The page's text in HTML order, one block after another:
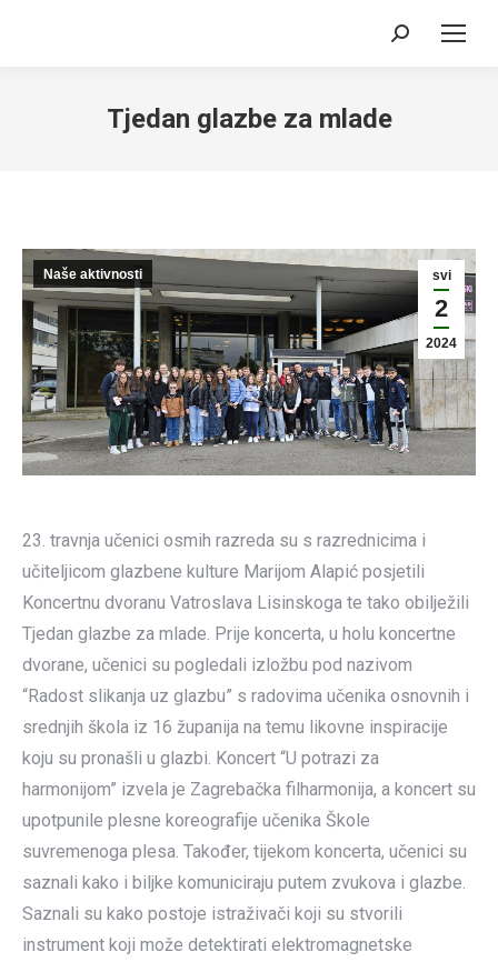
Search:
Tjedan glazbe za mlade
svi
2
2024
Naše aktivnosti
23. travnja učenici osmih razreda su s razrednicima i
učiteljicom glazbene kulture Marijom Alapić posjetili
Koncertnu dvoranu Vatroslava Lisinskoga te tako obilježili
Tjedan glazbe za mlade. Prije koncerta, u holu koncertne
dvorane, učenici su pogledali izložbu pod nazivom
“Radost slikanja uz glazbu” s radovima učenika osnovnih i
srednjih škola iz 16 županija na temu likovne inspiracije
koju su pronašli u glazbi. Koncert “U potrazi za
harmonijom” izvela je Zagrebačka filharmonija, a koncert su
upotpunile plesne koreografije učenika Škole
suvremenoga plesa. Također, tijekom koncerta, učenici su
saznali kako i biljke komuniciraju putem zvukova i glazbe.
Saznali su kako postoje istraživači koji su stvorili
instrument koji može detektirati elektromagnetske